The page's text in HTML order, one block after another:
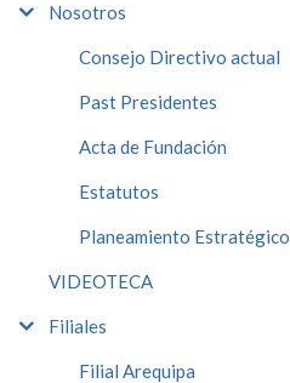
Nosotros
Consejo Directivo actual
Past Presidentes
Acta de Fundación
Estatutos
Planeamiento Estratégico
VIDEOTECA
Filiales
Filial Arequipa